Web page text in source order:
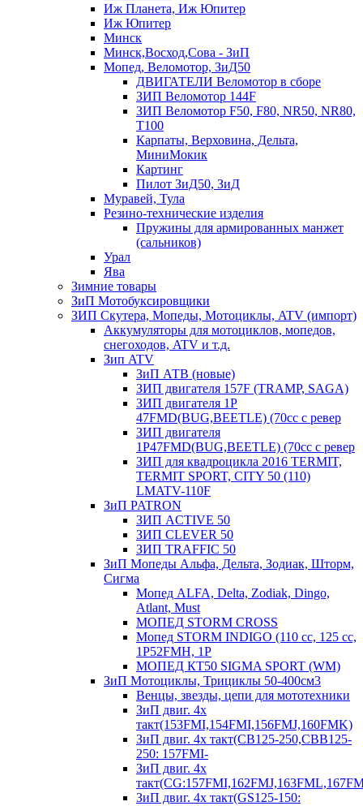
Иж Планета, Иж Юпитер
Иж Юпитер
Минск
Минск,Восход,Сова - ЗиП
Мопед, Веломотор, ЗиД50
ДВИГАТЕЛИ Веломотор в сборе
ЗИП Веломотор 144F
ЗИП Веломотор F50, F80, NR50, NR80,
T100
Карпаты, Верховина, Дельта,
МиниМокик
Картинг
Пилот ЗиД50, ЗиД
Муравей, Тула
Резино-технические изделия
Пружины для армированных манжет
(сальников)
Урал
Ява
Зимние товары
ЗиП Мотобуксировщики
ЗИП Скутера, Мопеды, Мотоциклы, ATV (импорт)
Аккумуляторы для мотоциклов, мопедов,
снегоходов, ATV и т.д.
Зип ATV
ЗиП АТВ (новые)
ЗИП двигателя 157F (TRAMP, SAGA)
ЗИП двигателя 1P
47FMD(BUG,BEETLE) (70cc с ревер
ЗИП двигателя
1P47FMD(BUG,BEETLE) (70cc с ревер
ЗИП для квадроцикла 2016 TERMIT,
TERMIT SPORT, CITY 50 (110)
LMATV-110F
ЗиП PATRON
ЗИП ACTIVE 50
ЗИП CLEVER 50
ЗИП TRAFFIC 50
ЗиП Мопеды Альфа, Дельта, Зодиак, Шторм,
Сигма
Мопед ALFA, Delta, Zodiak, Dingo,
Atlant, Must
МОПЕД STORM CROSS
Мопед STORM INDIGO (110 сс, 125 cc,
1P52FMH, 1P
МОПЕД КТ50 SIGMA SPORT (WM)
ЗиП Мотоциклы, Трициклы 50-400см3
Венцы, звезды, цепи для мототехники
ЗиП двиг. 4х
такт(153FMI,154FMI,156FMJ,160FMK)
ЗиП двиг. 4х такт(CB125-250,CBB125-
250: 157FMI-
ЗиП двиг. 4х
ЗиП двиг. 4х такт(GS125-150: